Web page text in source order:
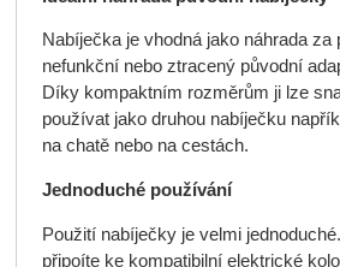
Nabíječka je vhodná jako náhrada za
nefunkční nebo ztracený původní
Díky kompaktním rozměrům ji lze
používat jako druhou nabíječku
na chatě nebo na cestách.
Jednoduché používání
Použití nabíječky je velmi
připoíte ke kompatibilní elektrické